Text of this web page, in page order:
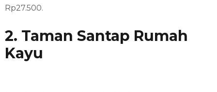
Rp27.500.
2. Taman Santap Rumah
Kayu